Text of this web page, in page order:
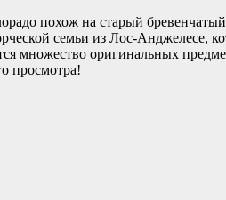
похож на старый
семьи из Лос-Анджелесе,
множество оригинальных
просмотра!